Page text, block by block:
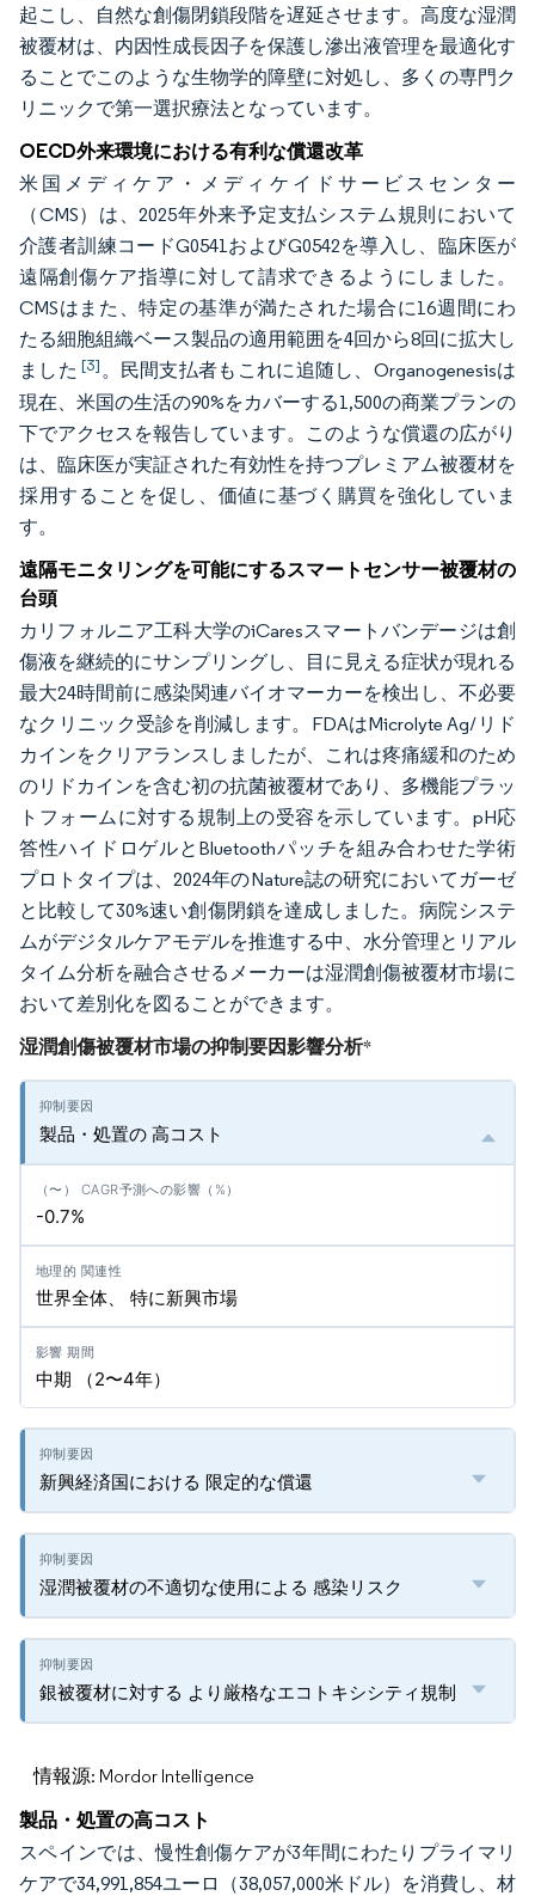
起こし、自然な創傷閉鎖段階を遅延させます。高度な湿潤
被覆材は、内因性成長因子を保護し滲出液管理を最適化す
ることでこのような生物学的障壁に対処し、多くの専門ク
リニックで第一選択療法となっています。
OECD外来環境における有利な償還改革
米国メディケア・メディケイドサービスセンター
（CMS）は、2025年外来予定支払システム規則において
介護者訓練コードG0541およびG0542を導入し、臨床医が
遠隔創傷ケア指導に対して請求できるようにしました。
CMSはまた、特定の基準が満たされた場合に16週間にわ
たる細胞組織ベース製品の適用範囲を4回から8回に拡大し
ました[3]。民間支払者もこれに追随し、Organogenesisは
現在、米国の生活の90%をカバーする1,500の商業プランの
下でアクセスを報告しています。このような償還の広がり
は、臨床医が実証された有効性を持つプレミアム被覆材を
採用することを促し、価値に基づく購買を強化していま
す。
遠隔モニタリングを可能にするスマートセンサー被覆材の
台頭
カリフォルニア工科大学のiCaresスマートバンデージは創
傷液を継続的にサンプリングし、目に見える症状が現れる
最大24時間前に感染関連バイオマーカーを検出し、不必要
なクリニック受診を削減します。FDAはMicrolyte Ag/リド
カインをクリアランスしましたが、これは疼痛緩和のため
のリドカインを含む初の抗菌被覆材であり、多機能プラッ
トフォームに対する規制上の受容を示しています。pH応
答性ハイドロゲルとBluetoothパッチを組み合わせた学術
プロトタイプは、2024年のNature誌の研究においてガーゼ
と比較して30%速い創傷閉鎖を達成しました。病院システ
ムがデジタルケアモデルを推進する中、水分管理とリアル
タイム分析を融合させるメーカーは湿潤創傷被覆材市場に
おいて差別化を図ることができます。
湿潤創傷被覆材市場の抑制要因影響分析*
製品・処置の 高コスト
-0.7%
世界全体、 特に新興市場
中期 （2〜4年）
新興経済国における 限定的な償還
湿潤被覆材の不適切な使用による 感染リスク
銀被覆材に対する より厳格なエコトキシシティ規制
情報源: Mordor Intelligence
製品・処置の高コスト
スペインでは、慢性創傷ケアが3年間にわたりプライマリ
ケアで34,991,854ユーロ（38,057,000米ドル）を消費し、材